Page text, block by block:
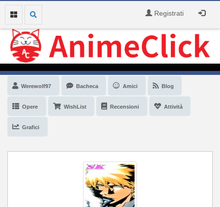
Registrati
Werewolf97 Bacheca Amici Blog
Opere WishList Recensioni Attività
Grafici